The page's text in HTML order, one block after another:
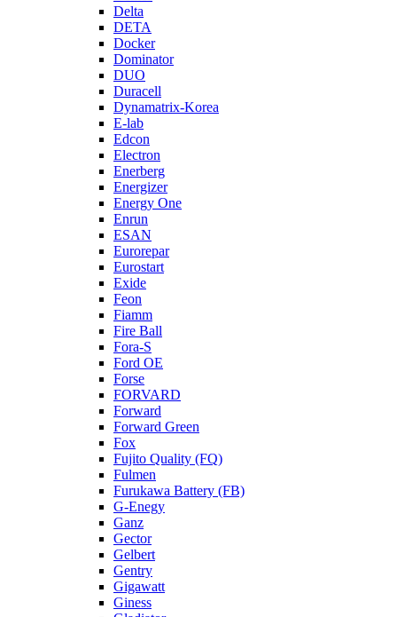
Delta
DETA
Docker
Dominator
DUO
Duracell
Dynamatrix-Korea
E-lab
Edcon
Electron
Enerberg
Energizer
Energy One
Enrun
ESAN
Eurorepar
Eurostart
Exide
Feon
Fiamm
Fire Ball
Fora-S
Ford OE
Forse
FORVARD
Forward
Forward Green
Fox
Fujito Quality (FQ)
Fulmen
Furukawa Battery (FB)
G-Enegy
Ganz
Gector
Gelbert
Gentry
Gigawatt
Giness